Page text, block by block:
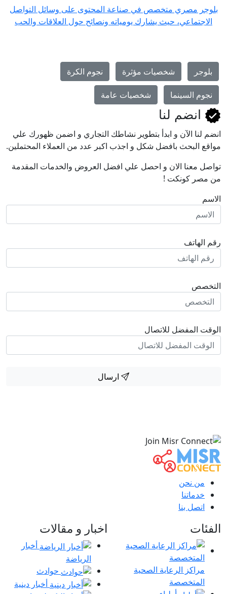
بلوجر مصري متخصص في صناعة المحتوى على وسائل التواصل
الاجتماعي، حيث يشارك يومياته ونصائح حول العلاقات والحب
بلوجر شخصيات مؤثرة نجوم الكرة
نجوم السينما شخصيات عامة
انضم لنا
انضم لنا اﻵن و ابدأ بتطوير نشاطك التجاري و اضمن ظهورك علي
مواقع البحث بافضل شكل و اجذب اكبر عدد من العملاء المحتملين.
تواصل معنا الان و احصل علي افضل العروض والخدمات المقدمة
من مصر كونكت !
الاسم
رقم الهاتف
التخصص
الوقت المفضل للاتصال
ارسال
من نحن
خدماتنا
اتصل بنا
الفئات
مراكز الرعاية الصحية
المتخصصة
اخبار و مقالات
أخبار
الرياضة
حوادث
أخبار دينية